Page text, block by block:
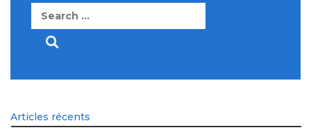
Search
Articles récents